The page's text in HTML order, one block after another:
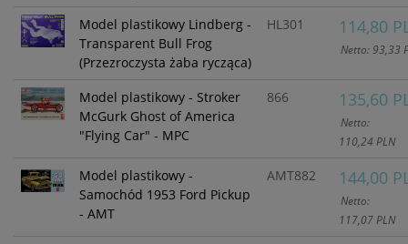
Model plastikowy Lindberg -
Transparent Bull Frog
(Przezroczysta żaba rycząca)
HL301 114,80
Netto: 93,33
Model plastikowy - Stroker
McGurk Ghost of America
"Flying Car" - MPC
866 135,60
Netto:
110,24 PLN
Model plastikowy -
Samochód 1953 Ford Pickup
- AMT
AMT882 144,00
Netto:
117,07 PLN